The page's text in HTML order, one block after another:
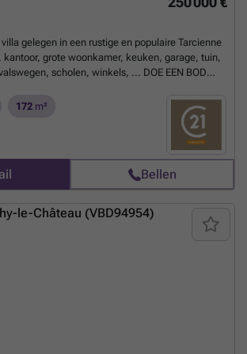
gelegen in een rustige en populaire Tarcienne
kantoor, grote woonkamer, keuken, garage, tuin,
scholen, winkels, ... DOE EEN BOD
PEB N°20260425009886 - PEB F - E
Meer weten?
172 m²
Bellen